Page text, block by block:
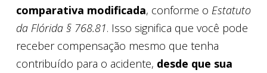
comparativa modificada, conforme o Estatuto
da Flórida § 768.81. Isso significa que você pode
receber compensação mesmo que tenha
contribuído para o acidente, desde que sua